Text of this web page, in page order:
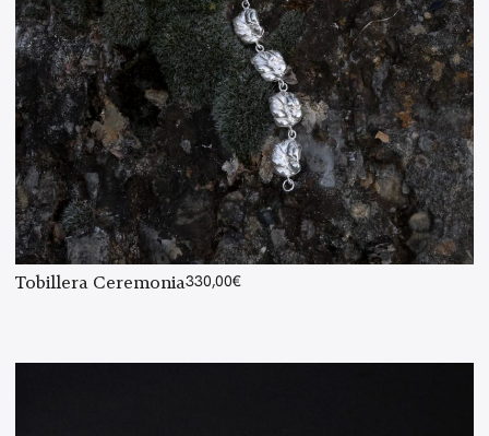
Tobillera Ceremonia330,00€